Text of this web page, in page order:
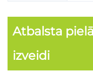
Atbalsta
izveidi